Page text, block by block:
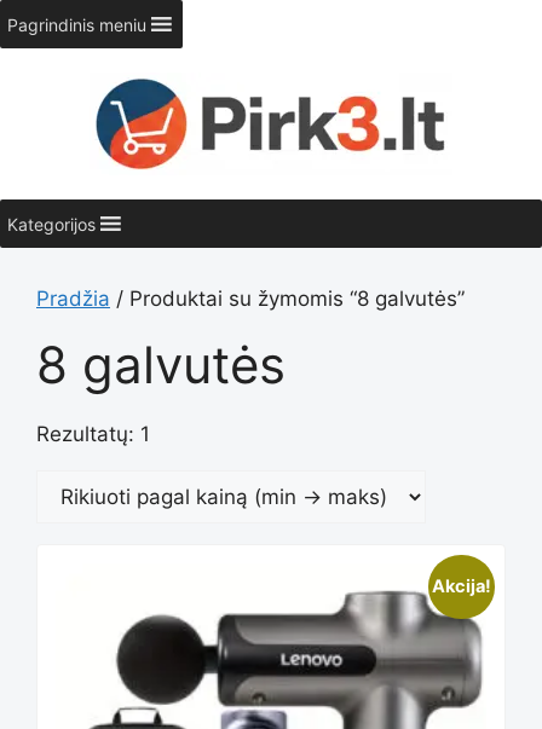
Pereiti
prie
turinio
Pagrindinis meniu
Kategorijos
Pradžia / Produktai su žymomis “8 galvutės”
8 galvutės
Rezultatų: 1
Akcija!
This
product